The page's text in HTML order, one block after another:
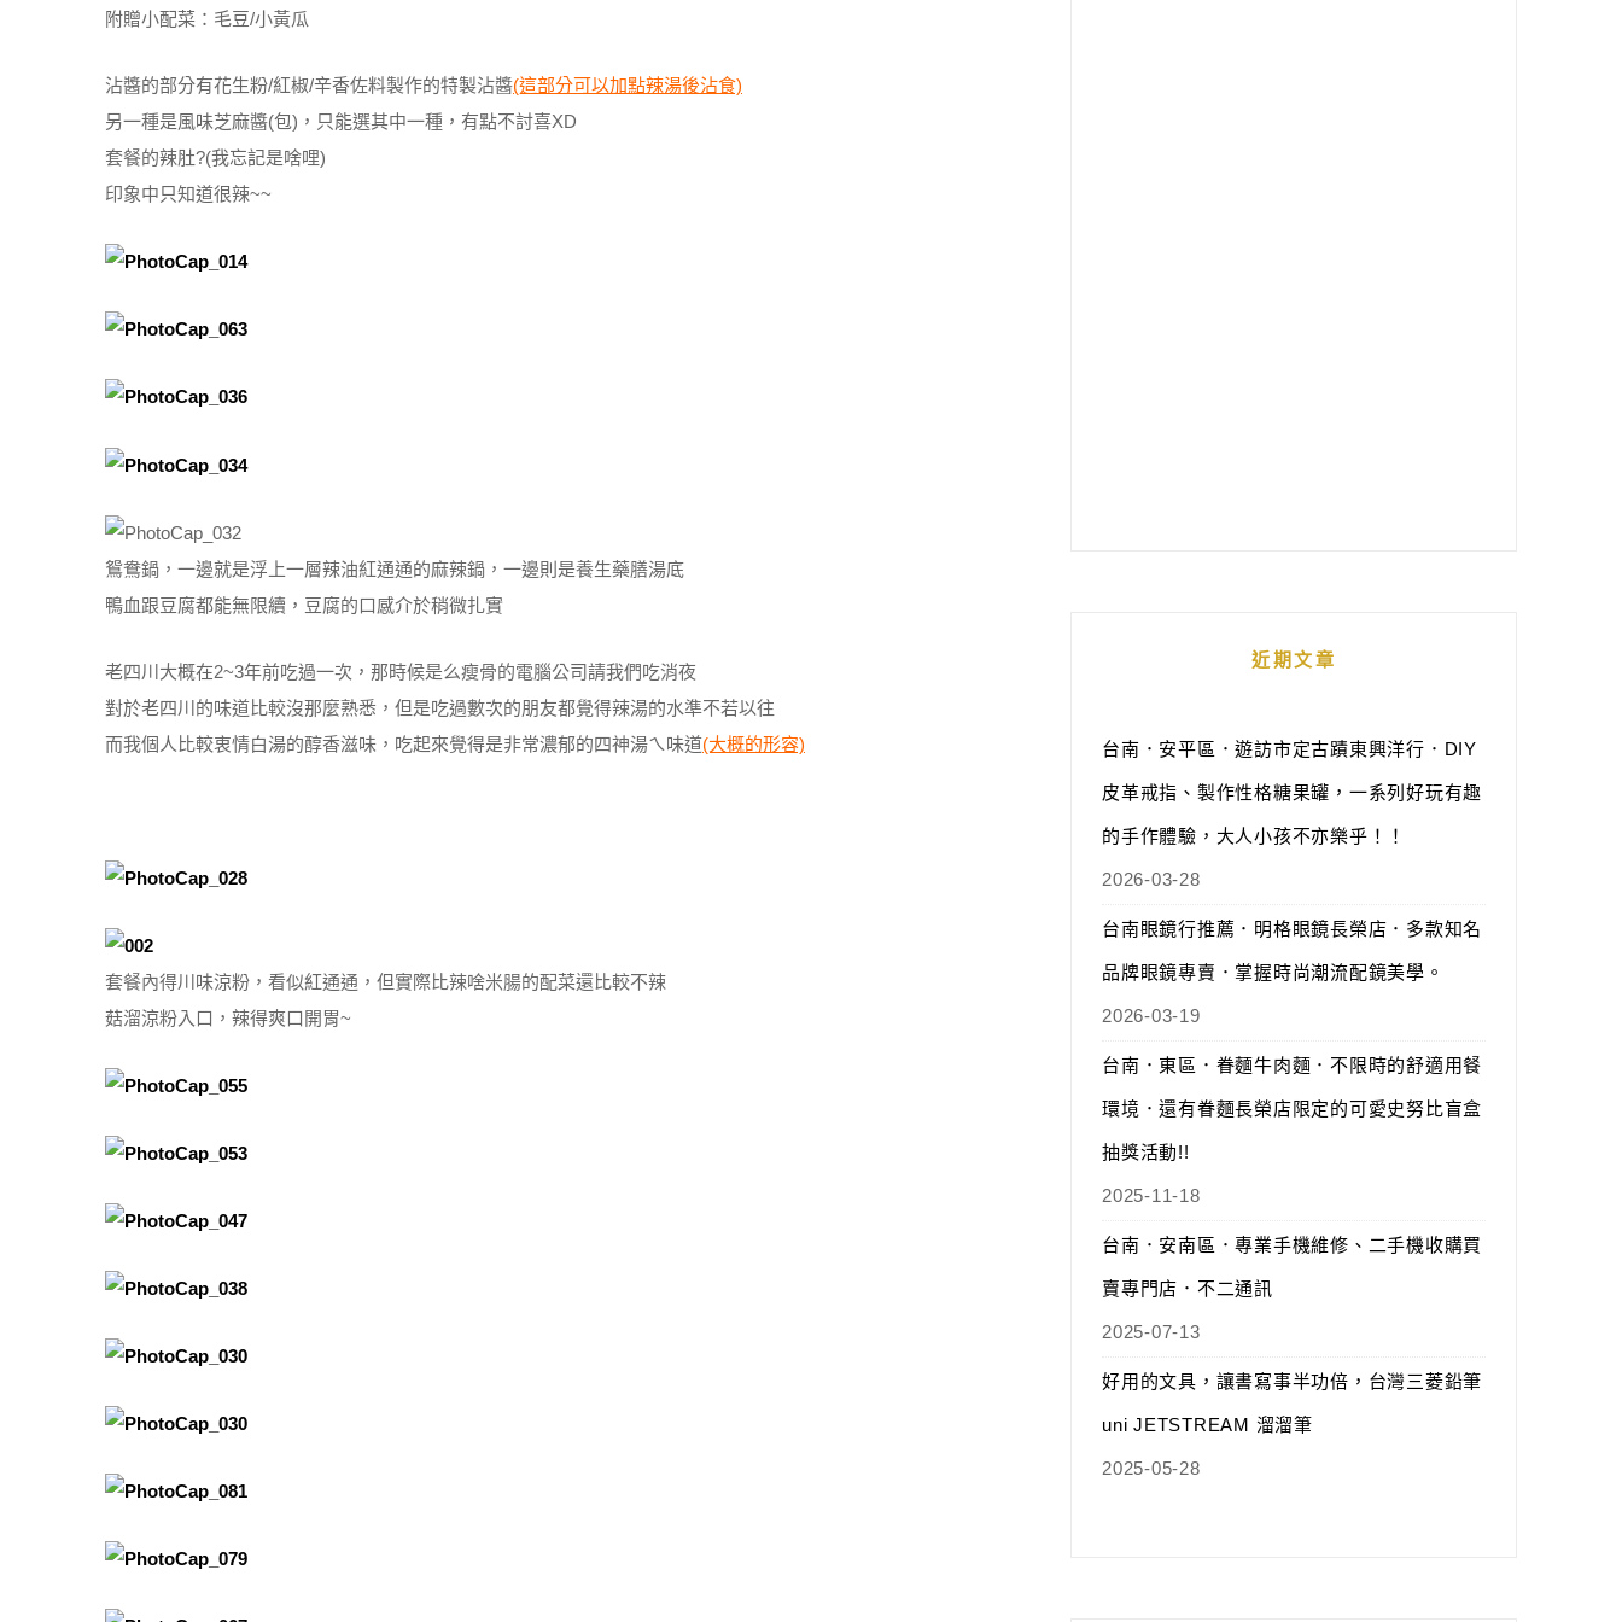
附贈小配菜：毛豆/小黃瓜
沾醬的部分有花生粉/紅椒/辛香佐料製作的特製沾醬(這部分可以加點辣湯後沾食)
另一種是風味芝麻醬(包)，只能選其中一種，有點不討喜XD
套餐的辣肚?(我忘記是啥哩)
印象中只知道很辣~~
鴛鴦鍋，一邊就是浮上一層辣油紅通通的麻辣鍋，一邊則是養生藥膳湯底
鴨血跟豆腐都能無限續，豆腐的口感介於稍微扎實
老四川大概在2~3年前吃過一次，那時候是么瘦骨的電腦公司請我們吃消夜
對於老四川的味道比較沒那麼熟悉，但是吃過數次的朋友都覺得辣湯的水準不若以往
而我個人比較衷情白湯的醇香滋味，吃起來覺得是非常濃郁的四神湯ㄟ味道(大概的形容)
套餐內得川味涼粉，看似紅通通，但實際比辣啥米腸的配菜還比較不辣
菇溜涼粉入口，辣得爽口開胃~
近期文章
台南．安平區．遊訪市定古蹟東興洋行．DIY
皮革戒指、製作性格糖果罐，一系列好玩有趣
的手作體驗，大人小孩不亦樂乎！！
2026-03-28
台南眼鏡行推薦．明格眼鏡長榮店．多款知名
品牌眼鏡專賣．掌握時尚潮流配鏡美學。
2026-03-19
台南．東區．眷麵牛肉麵．不限時的舒適用餐
環境．還有眷麵長榮店限定的可愛史努比盲盒
抽獎活動!!
2025-11-18
台南．安南區．專業手機維修、二手機收購買
賣專門店．不二通訊
2025-07-13
好用的文具，讓書寫事半功倍，台灣三菱鉛筆
uni JETSTREAM 溜溜筆
2025-05-28